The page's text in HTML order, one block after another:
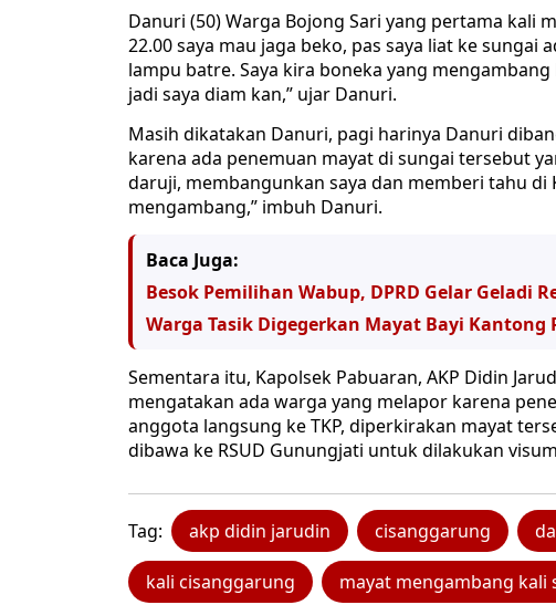
Danuri (50) Warga Bojong Sari yang pertama kali
22.00 saya mau jaga beko, pas saya liat ke sungai
lampu batre. Saya kira boneka yang
jadi saya diam kan,” ujar Danuri.
Masih dikatakan Danuri, pagi harinya Danuri
karena ada penemuan mayat di sungai tersebut
daruji, membangunkan saya dan memberi tahu di
mengambang,” imbuh Danuri.
Baca Juga:
Besok Pemilihan Wabup, DPRD Gelar Geladi
Warga Tasik Digegerkan Mayat Bayi Kantong
Sementara itu, Kapolsek Pabuaran, AKP Didin
mengatakan ada warga yang melapor karena
anggota langsung ke TKP, diperkirakan mayat
dibawa ke RSUD Gunungjati untuk dilakukan
Tag: akp didin jarudin cisanggarung
kali cisanggarung mayat mengambang kali